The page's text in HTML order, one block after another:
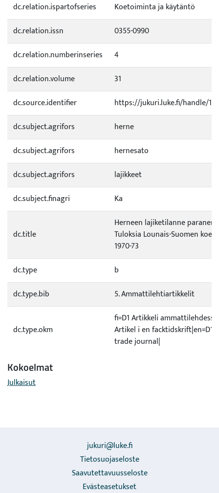
dc.relation.ispartofseries
Koetoiminta ja käytäntö
dc.relation.issn
0355-0990
dc.relation.numberinseries
4
dc.relation.volume
31
dc.source.identifier
https://jukuri.luke.fi/handle/
dc.subject.agrifors
herne
dc.subject.agrifors
hernesato
dc.subject.agrifors
lajikkeet
dc.subject.finagri
Ka
dc.title
Herneen lajiketilanne
Tuloksia Lounais-Suomen
1970-73
dc.type
b
dc.type.bib
5. Ammattilehtiartikkelit
dc.type.okm
fi=D1 Artikkeli
Artikel i en facktidskrift|en=D1
trade journal|
Kokoelmat
Julkaisut
jukuri@luke.fi
Tietosuojaseloste
Saavutettavuusseloste
Evästeasetukset